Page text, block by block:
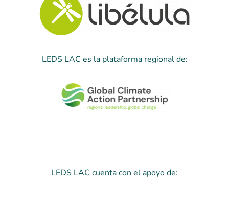
LEDS LAC es la plataforma regional de:
LEDS LAC cuenta con el apoyo de: